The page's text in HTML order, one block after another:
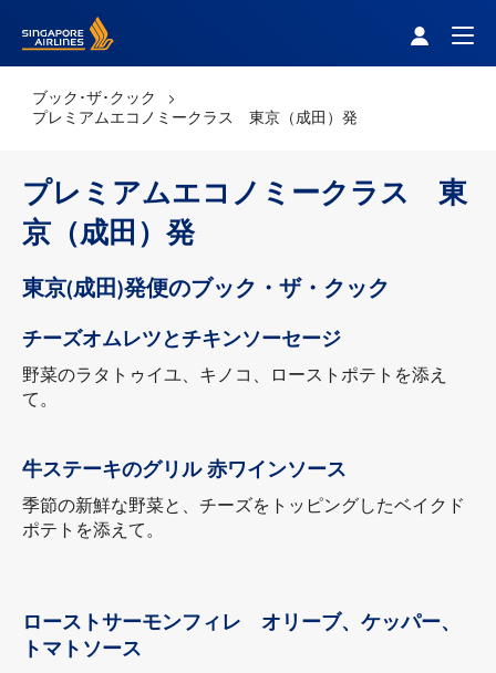
ブック･ザ･クック
プレミアムエコノミークラス 東京（成田）発
プレミアムエコノミークラス 東
京（成田）発
東京(成田)発便のブック・ザ・クック
チーズオムレツとチキンソーセージ
野菜のラタトゥイユ、キノコ、ローストポテトを添え
て。
牛ステーキのグリル 赤ワインソース
季節の新鮮な野菜と、チーズをトッピングしたベイクド
ポテトを添えて。
ローストサーモンフィレ オリーブ、ケッパー、
トマトソース